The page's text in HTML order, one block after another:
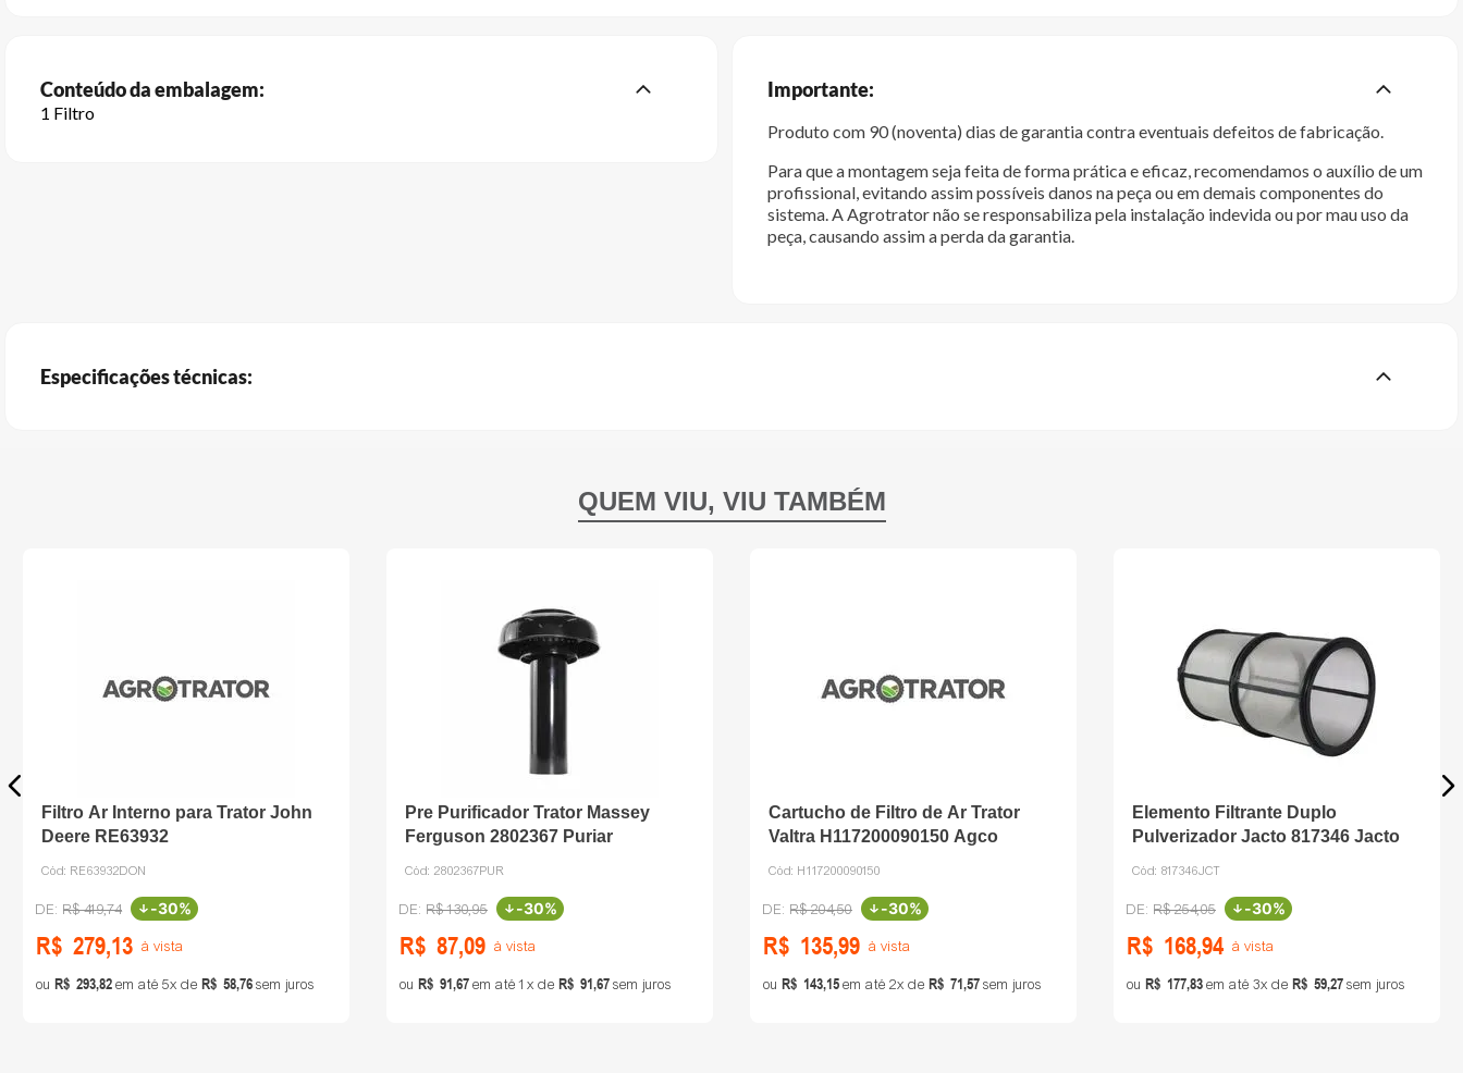
Conteúdo da embalagem:
1 Filtro
Importante:
Produto com 90 (noventa) dias de garantia contra eventuais defeitos de fabricação.
Para que a montagem seja feita de forma prática e eficaz, recomendamos o auxílio de um
profissional, evitando assim possíveis danos na peça ou em demais componentes do
sistema. A Agrotrator não se responsabiliza pela instalação indevida ou por mau uso da
peça, causando assim a perda da garantia.
Especificações técnicas:
Filtro Ar Interno para Trator John
Deere RE63932
Cód: RE63932DON
R$419,74 -30%
R$ 279,13 à vista
ou R$ 293,82em até 5 de R$ 58,76sem juros
Pre Purificador Trator Massey
Ferguson 2802367 Puriar
Cód: 2802367PUR
R$130,95 -30%
R$ 87,09 à vista
ou R$ 91,67em até1 de R$ 91,67sem juros
Cartucho de Filtro de Ar Trator
Valtra H117200090150 Agco
Cód: H117200090150
R$204,50 -30%
R$ 135,99 à vista
ou R$ 143,15em até 2 de R$ 71,57sem juros
Elemento Filtrante Duplo
Pulverizador Jacto 817346 Jacto
Cód: 817346JCT
R$254,05 -30%
R$ 168,94 à vista
ou R$ 177,83em até 3 de R$ 59,27sem juros